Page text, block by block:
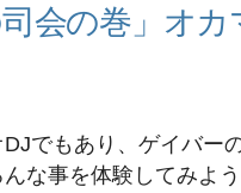
会の巻」オ
DJでもあり、ゲイバー
んな事を体験してみよ